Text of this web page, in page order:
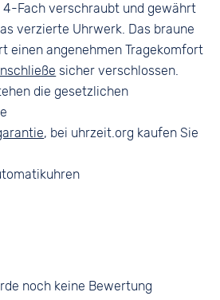
Fach verschraubt und gewährt
verzierte Uhrwerk. Das braune
einen angenehmen Tragekomfort
sicher verschlossen.
die gesetzlichen
, bei uhrzeit.org kaufen Sie
noch keine Bewertung